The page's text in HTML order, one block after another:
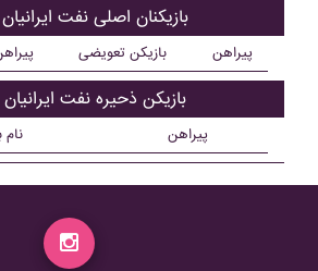
بازیکنان اصلی نفت
بازیکن تعویضی پیراهن
بازیکن ذحیره نفت
نام پیراهن